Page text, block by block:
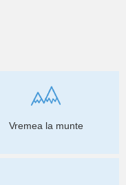
Vremea la munte